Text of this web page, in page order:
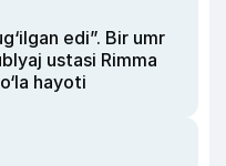
edi”. Bir umr
ustasi Rimma
hayoti